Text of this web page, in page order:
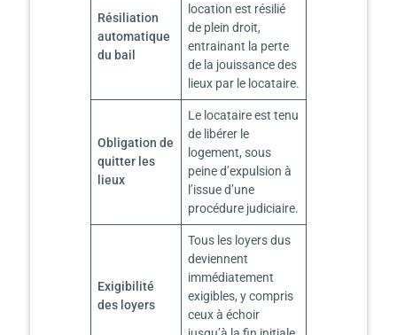
Résiliation
automatique
du bail
location est résilié
de plein droit,
entrainant la perte
de la jouissance des
lieux par le locataire.
Obligation de
quitter les
lieux
Le locataire est tenu
de libérer le
logement, sous
peine d’expulsion à
l’issue d’une
procédure judiciaire.
Exigibilité
des loyers
Tous les loyers dus
deviennent
immédiatement
exigibles, y compris
ceux à échoir